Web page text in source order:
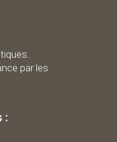
par les
: